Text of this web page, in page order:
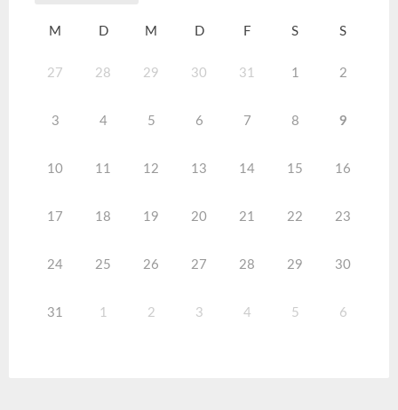
M D M D F S S
27 28 29 30 31 1 2
3 4 5 6 7 8 9
10 11 12 13 14 15 16
17 18 19 20 21 22 23
24 25 26 27 28 29 30
31 1 2 3 4 5 6